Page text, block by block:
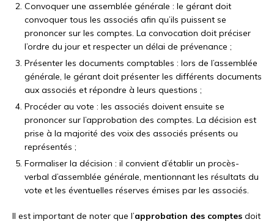
Convoquer une assemblée générale : le gérant doit
convoquer tous les associés afin qu’ils puissent se
prononcer sur les comptes. La convocation doit préciser
l’ordre du jour et respecter un délai de prévenance ;
Présenter les documents comptables : lors de l’assemblée
générale, le gérant doit présenter les différents documents
aux associés et répondre à leurs questions ;
Procéder au vote : les associés doivent ensuite se
prononcer sur l’approbation des comptes. La décision est
prise à la majorité des voix des associés présents ou
représentés ;
Formaliser la décision : il convient d’établir un procès-
verbal d’assemblée générale, mentionnant les résultats du
vote et les éventuelles réserves émises par les associés.
Il est important de noter que l’approbation des comptes doit